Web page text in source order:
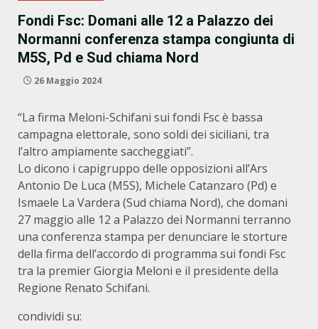
Fondi Fsc: Domani alle 12 a Palazzo dei
Normanni conferenza stampa congiunta di
M5S, Pd e Sud chiama Nord
26 Maggio 2024
“La firma Meloni-Schifani sui fondi Fsc è bassa
campagna elettorale, sono soldi dei siciliani, tra
l’altro ampiamente saccheggiati”.
Lo dicono i capigruppo delle opposizioni all’Ars
Antonio De Luca (M5S), Michele Catanzaro (Pd) e
Ismaele La Vardera (Sud chiama Nord), che domani
27 maggio alle 12 a Palazzo dei Normanni terranno
una conferenza stampa per denunciare le storture
della firma dell’accordo di programma sui fondi Fsc
tra la premier Giorgia Meloni e il presidente della
Regione Renato Schifani.
condividi su: